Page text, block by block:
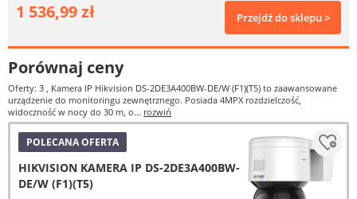
1 536,99 zł Przejdź do sklepu >
Porównaj ceny
Oferty: 3 , Kamera IP Hikvision DS-2DE3A400BW-DE/W (F1)(T5) to zaawansowane
urządzenie do monitoringu zewnętrznego. Posiada 4MPX rozdzielczość,
widoczność w nocy do 30 m, o... rozwiń
POLECANA OFERTA
HIKVISION KAMERA IP DS-2DE3A400BW-
DE/W (F1)(T5)